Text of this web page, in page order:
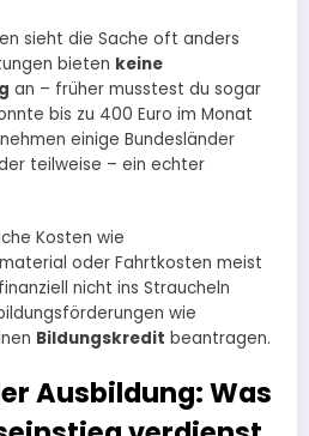
sieht die Sache oft anders
bieten keine
an – früher musstest du sogar
bis zu 400 Euro im Monat
einige Bundesländer
teilweise – ein echter
Kosten wie
oder Fahrtkosten meist
nicht ins Straucheln
wie
Bildungskredit beantragen.
Ausbildung: Was